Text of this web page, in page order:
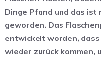
Dinge Pfand und das
geworden. Das
entwickelt worden,
wieder zurück kommen,